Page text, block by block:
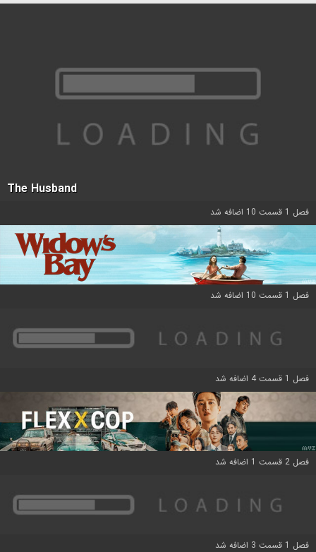
The Husband
فصل 1 قسمت 10 اضافه شد
فصل 1 قسمت 10 اضافه شد
فصل 1 قسمت 4 اضافه شد
فصل 2 قسمت 1 اضافه شد
فصل 1 قسمت 3 اضافه شد